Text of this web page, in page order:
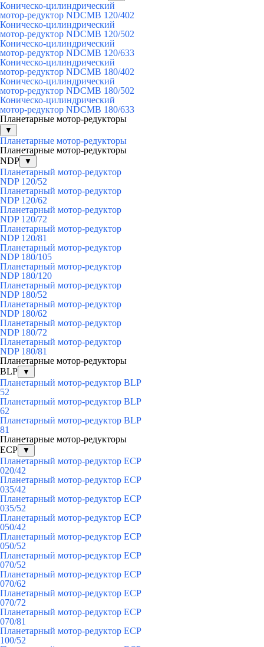
Коническо-цилиндрический
мотор-редуктор NDCMB 120/402
Коническо-цилиндрический
мотор-редуктор NDCMB 120/502
Коническо-цилиндрический
мотор-редуктор NDCMB 120/633
Коническо-цилиндрический
мотор-редуктор NDCMB 180/402
Коническо-цилиндрический
мотор-редуктор NDCMB 180/502
Коническо-цилиндрический
мотор-редуктор NDCMB 180/633
Планетарные мотор-редукторы
▼
Планетарные мотор-редукторы
Планетарные мотор-редукторы
NDP
▼
Планетарный мотор-редуктор
NDP 120/52
Планетарный мотор-редуктор
NDP 120/62
Планетарный мотор-редуктор
NDP 120/72
Планетарный мотор-редуктор
NDP 120/81
Планетарный мотор-редуктор
NDP 180/105
Планетарный мотор-редуктор
NDP 180/120
Планетарный мотор-редуктор
NDP 180/52
Планетарный мотор-редуктор
NDP 180/62
Планетарный мотор-редуктор
NDP 180/72
Планетарный мотор-редуктор
NDP 180/81
Планетарные мотор-редукторы
BLP
▼
Планетарный мотор-редуктор BLP
52
Планетарный мотор-редуктор BLP
62
Планетарный мотор-редуктор BLP
81
Планетарные мотор-редукторы
ECP
▼
Планетарный мотор-редуктор ECP
020/42
Планетарный мотор-редуктор ECP
035/42
Планетарный мотор-редуктор ECP
035/52
Планетарный мотор-редуктор ECP
050/42
Планетарный мотор-редуктор ECP
050/52
Планетарный мотор-редуктор ECP
070/52
Планетарный мотор-редуктор ECP
070/62
Планетарный мотор-редуктор ECP
070/72
Планетарный мотор-редуктор ECP
070/81
Планетарный мотор-редуктор ECP
100/52